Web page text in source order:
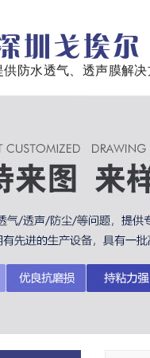
供防水透气、透声膜解决